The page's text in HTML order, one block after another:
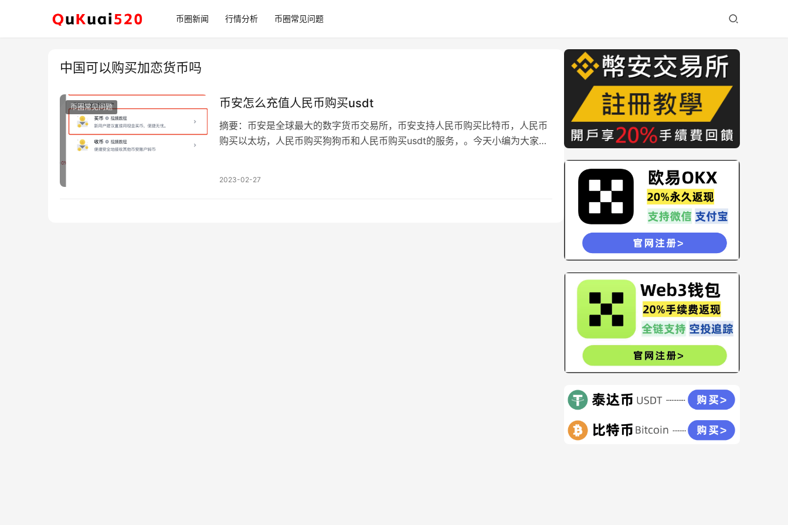
币圈新闻 行情分析 币圈常见问题
中国可以购买加恋货币吗
币圈常见问题 币安怎么充值人民币购买usdt
摘要：币安是全球最大的数字货币交易所，币安支持人民币购买比特币，人民币
购买以太坊，人民币购买狗狗币和人民币购买usdt的服务，。今天小编为大家准
2023-02-27